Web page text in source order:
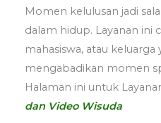
Momen kelulusan jadi
dalam hidup. Layanan ini
mahasiswa, atau keluarga
mengabadikan momen
Halaman ini untuk
dan Video Wisuda